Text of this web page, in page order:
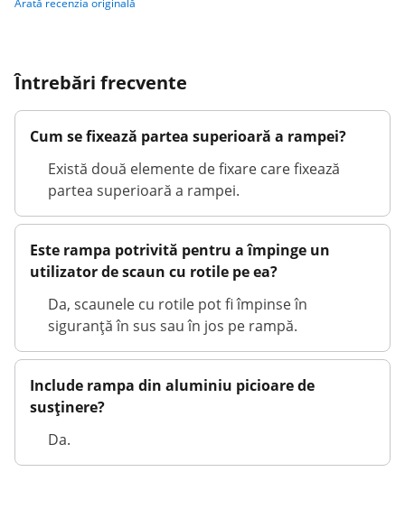
Arată recenzia originală
Întrebări frecvente
Cum se fixează partea superioară a rampei?
Există două elemente de fixare care fixează
partea superioară a rampei.
Este rampa potrivită pentru a împinge un
utilizator de scaun cu rotile pe ea?
Da, scaunele cu rotile pot fi împinse în
siguranță în sus sau în jos pe rampă.
Include rampa din aluminiu picioare de
susținere?
Da.